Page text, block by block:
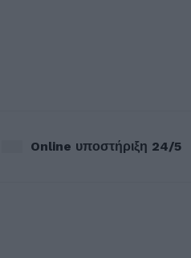
Online υποστήριξη 24/5